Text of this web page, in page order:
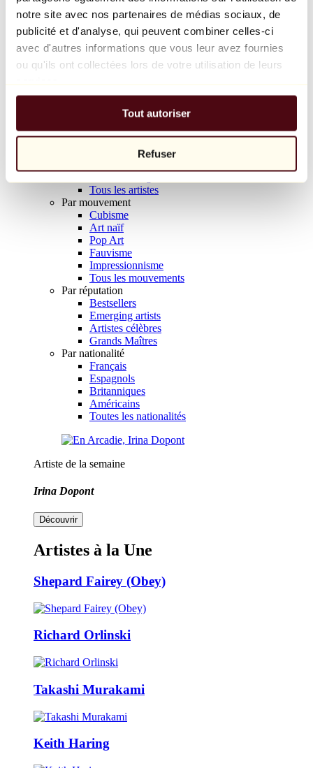
notre site avec nos partenaires de médias sociaux, de
publicité et d'analyse, qui peuvent combiner celles-ci
avec d'autres informations que vous leur avez fournies
ou qu'ils ont collectées lors de votre utilisation de leurs
Tout autoriser
Refuser
Balloon Dog (Orange)
Jeff Koons
10 000 €
Parcourir
Tous les sculpteurs
Tous les photographes
Tous les artistes
Par mouvement
Cubisme
Art naïf
Pop Art
Fauvisme
Impressionnisme
Tous les mouvements
Par réputation
Bestsellers
Emerging artists
Artistes célèbres
Grands Maîtres
Par nationalité
Français
Espagnols
Britanniques
Américains
Toutes les nationalités
Artiste de la semaine
Irina Dopont
Découvrir
Artistes à la Une
Shepard Fairey (Obey)
Richard Orlinski
Takashi Murakami
Keith Haring